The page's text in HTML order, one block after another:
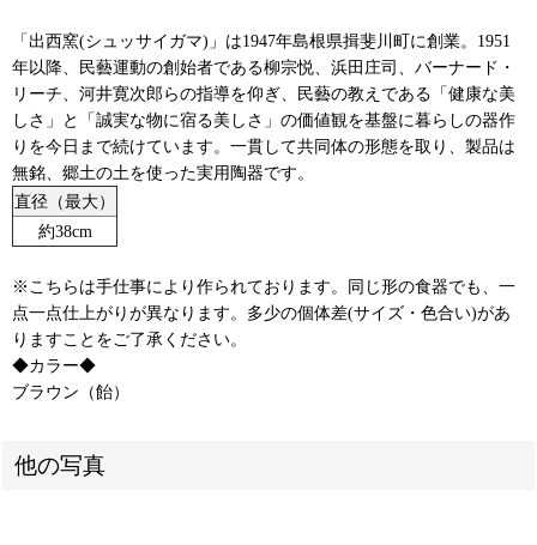
「出西窯(シュッサイガマ)」は1947年島根県揖斐川町に創業。1951
年以降、民藝運動の創始者である柳宗悦、浜田庄司、バーナード・
リーチ、河井寛次郎らの指導を仰ぎ、民藝の教えである「健康な美
しさ」と「誠実な物に宿る美しさ」の価値観を基盤に暮らしの器作
りを今日まで続けています。一貫して共同体の形態を取り、製品は
無銘、郷土の土を使った実用陶器です。
直径（最大）
約38cm
※こちらは手仕事により作られております。同じ形の食器でも、一
点一点仕上がりが異なります。多少の個体差(サイズ・色合い)があ
りますことをご了承ください。
◆カラー◆
ブラウン（飴）
他の写真